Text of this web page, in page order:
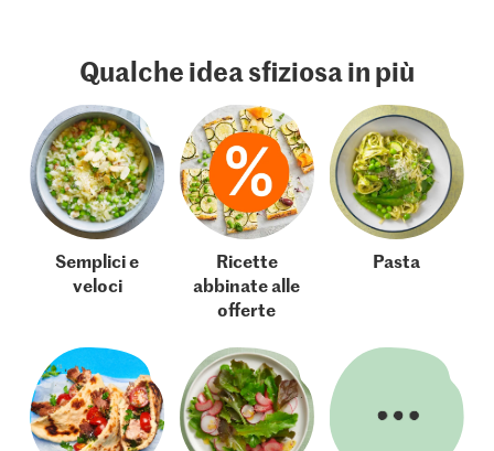
Qualche idea sfiziosa in più
Semplici e
veloci
Ricette
abbinate alle
offerte
Pasta